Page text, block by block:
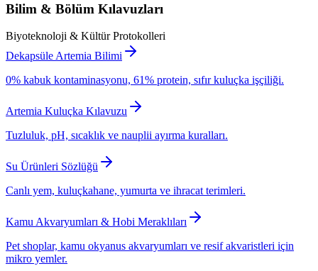
Bilim & Bölüm Kılavuzları
Biyoteknoloji & Kültür Protokolleri
Dekapsüle Artemia Bilimi
0% kabuk kontaminasyonu, 61% protein, sıfır kuluçka işçiliği.
Artemia Kuluçka Kılavuzu
Tuzluluk, pH, sıcaklık ve nauplii ayırma kuralları.
Su Ürünleri Sözlüğü
Canlı yem, kuluçkahane, yumurta ve ihracat terimleri.
Kamu Akvaryumları & Hobi Meraklıları
Pet shoplar, kamu okyanus akvaryumları ve resif akvaristleri için
mikro yemler.